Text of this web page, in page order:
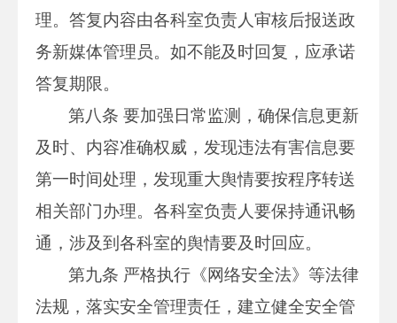
理。答复内容由各科室负责人审核后报送政
务新媒体管理员。如不能及时回复，应承诺
答复期限。
第八条 要加强日常监测，确保信息更新
及时、内容准确权威，发现违法有害信息要
第一时间处理，发现重大舆情要按程序转送
相关部门办理。各科室负责人要保持通讯畅
通，涉及到各科室的舆情要及时回应。
第九条 严格执行《网络安全法》等法律
法规，落实安全管理责任，建立健全安全管